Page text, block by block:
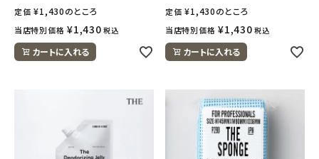
定価 ¥1,430のところ
当店特別価格 ¥1,430 税込
カートに入れる
定価 ¥1,430のところ
当店特別価格 ¥1,430 税込
カートに入れる